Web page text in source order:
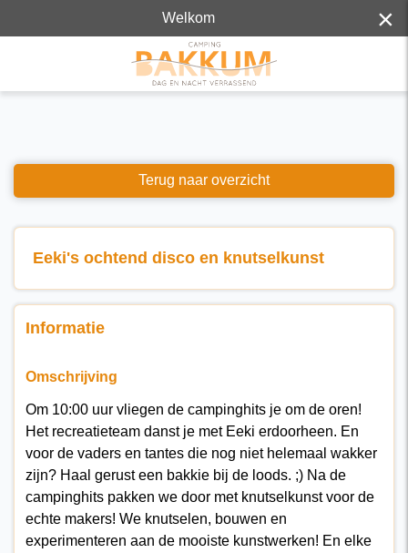
Welkom ×
Terug naar overzicht
Eeki's ochtend disco en knutselkunst
Informatie
Omschrijving
Om 10:00 uur vliegen de campinghits je om de oren!
Het recreatieteam danst je met Eeki erdoorheen. En
voor de vaders en tantes die nog niet helemaal wakker
zijn? Haal gerust een bakkie bij de loods. ;) Na de
campinghits pakken we door met knutselkunst voor de
echte makers! We knutselen, bouwen en
experimenteren aan de mooiste kunstwerken! En elke